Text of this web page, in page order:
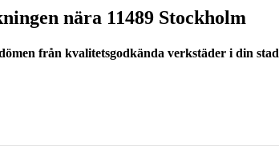
nära 11489 Stockholm
från kvalitetsgodkända verkstäder i din stad